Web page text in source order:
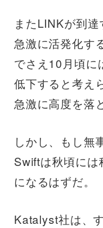
またLINKが到
急激に活発化す
でさえ10月頃に
低下すると考え
急激に高度を落
しかし、もし無
Swiftは秋頃には
になるはずだ。
Katalyst社は、